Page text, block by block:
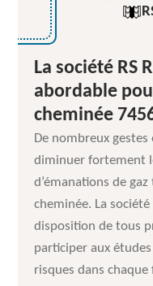
La société RS
abordable
cheminée
De nombreux
diminuer fortement
d’émanations de
cheminée. La
disposition de tous
participer aux
risques dans